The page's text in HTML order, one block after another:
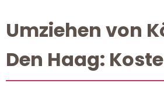
Umziehen von
Den Haag: